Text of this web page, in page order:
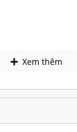
Xem thêm